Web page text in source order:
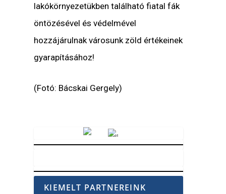
lakókörnyezetükben található fiatal fák
öntözésével és védelmével
hozzájárulnak városunk zöld értékeinek
gyarapításához!
(Fotó: Bácskai Gergely)
KIEMELT PARTNEREINK